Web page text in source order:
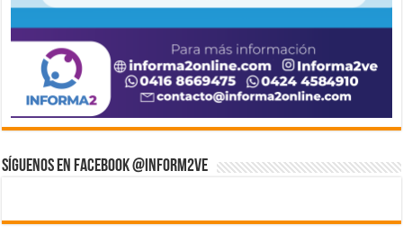
Síguenos en Facebook @inform2Ve